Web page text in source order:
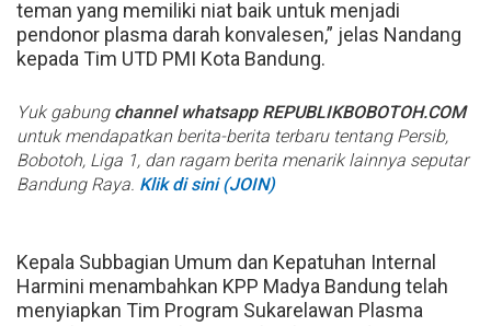
teman yang memiliki niat baik untuk menjadi
pendonor plasma darah konvalesen,” jelas Nandang
kepada Tim UTD PMI Kota Bandung.
Yuk gabung channel whatsapp REPUBLIKBOBOTOH.COM
untuk mendapatkan berita-berita terbaru tentang Persib,
Bobotoh, Liga 1, dan ragam berita menarik lainnya seputar
Bandung Raya. Klik di sini (JOIN)
Kepala Subbagian Umum dan Kepatuhan Internal
Harmini menambahkan KPP Madya Bandung telah
menyiapkan Tim Program Sukarelawan Plasma